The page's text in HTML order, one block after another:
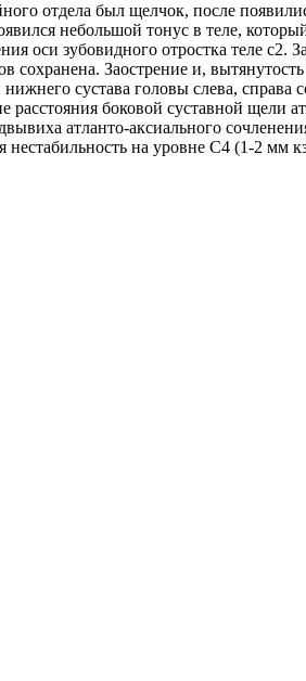
отдела был щелчок, после
небольшой тонус в теле,
оси зубовидного отростка теле с2.
Заострение и,
сустава головы слева, справа
боковой суставной щели
атланто-аксиального
на уровне С4 (1-2